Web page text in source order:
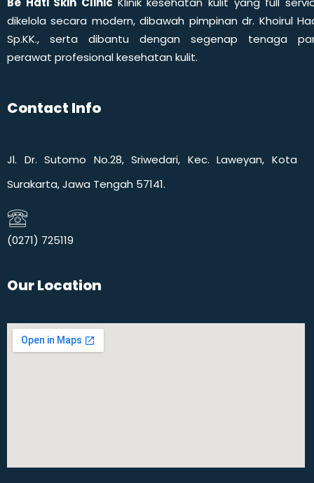
dikelola secara modern, dibawah pimpinan dr. Khoirul
Sp.KK., serta dibantu dengan segenap tenaga
perawat profesional kesehatan kulit.
Contact Info
Jl. Dr. Sutomo No.28, Sriwedari, Kec. Laweyan, Kota
Surakarta, Jawa Tengah 57141.
(0271) 725119​
Our Location